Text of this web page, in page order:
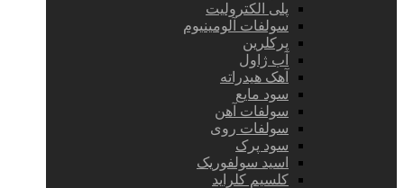
پلی الکترولیت
سولفات آلومینیوم
پرکلرین
آب ژاول
آهک هیدراته
سود مایع
سولفات آهن
سولفات روی
سود پرک
اسید سولفوریک
کلسیم کلراید